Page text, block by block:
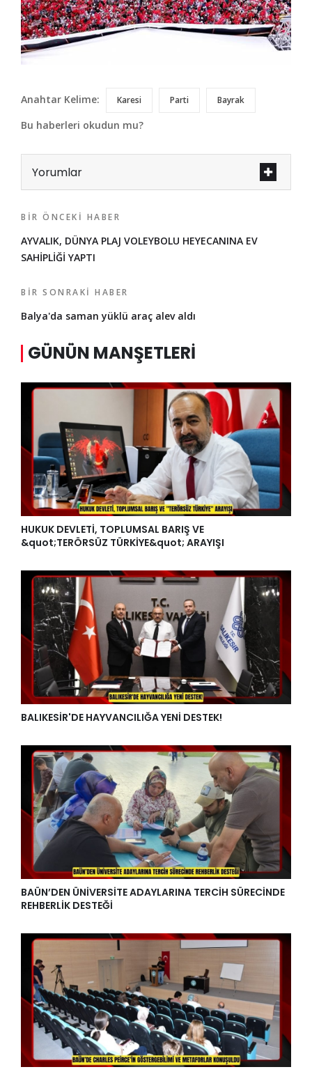
Anahtar Kelime: Karesi Parti Bayrak
Bu haberleri okudun mu?
Yorumlar
BIR ÖNCEKI HABER
AYVALIK, DÜNYA PLAJ VOLEYBOLU HEYECANINA EV
SAHİPLİĞİ YAPTI
BIR SONRAKI HABER
Balya'da saman yüklü araç alev aldı
GÜNÜN MANŞETLERI
HUKUK DEVLETİ, TOPLUMSAL BARIŞ VE
&quot;TERÖRSÜZ TÜRKİYE&quot; ARAYIŞI
BALIKESİR'DE HAYVANCILIĞA YENİ DESTEK!
BAÜN’DEN ÜNİVERSİTE ADAYLARINA TERCİH SÜRECİNDE
REHBERLİK DESTEĞİ